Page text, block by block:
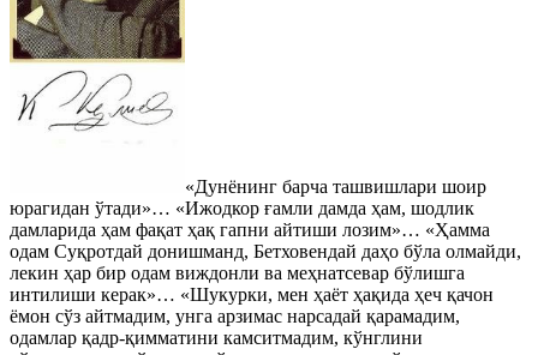
«Дунёнинг барча ташвишлари шоир
юрагидан ўтади»… «Ижодкор ғамли дамда ҳам, шодлик
дамларида ҳам фақат ҳақ гапни айтиши лозим»… «Ҳамма
одам Суқротдай донишманд, Бетховендай даҳо бўла олмайди,
лекин ҳар бир одам виждонли ва меҳнатсевар бўлишга
интилиши керак»… «Шукурки, мен ҳаёт ҳақида ҳеч қачон
ёмон сўз айтмадим, унга арзимас нарсадай қарамадим,
одамлар қадр-қимматини камситмадим, кўнглини